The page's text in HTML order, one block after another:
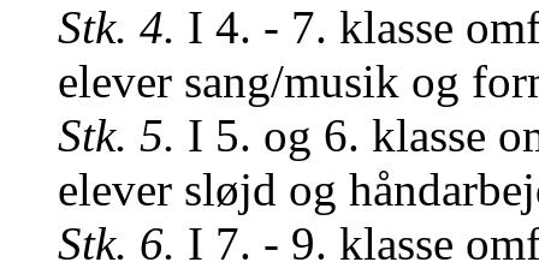
Stk. 4. I 4. - 7. klasse
elever sang/musik og
Stk. 5. I 5. og 6. klasse
elever sløjd og
Stk. 6. I 7. - 9. klasse